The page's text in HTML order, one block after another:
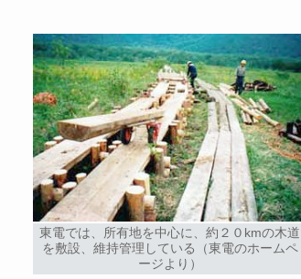
東電では、所有地を中心に、約２０kmの木道
を敷設、維持管理している（東電のホームペ
ージより）